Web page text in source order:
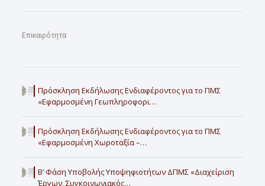
Επικαιρότητα
Πρόσκληση Εκδήλωσης Ενδιαφέροντος για το ΠΜΣ
«Εφαρμοσμένη Γεωπληροφορι…
Πρόσκληση Εκδήλωσης Ενδιαφέροντος για το ΠΜΣ
«Εφαρμοσμένη Χωροταξία –…
Β’ Φάση Υποβολής Υποψηφιοτήτων ΔΠΜΣ «Διαχείριση
Έργων, Συγκοινωνιακός…